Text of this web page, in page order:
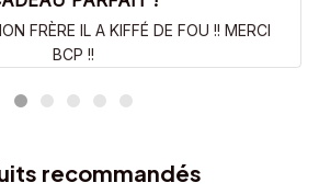
FRÈRE IL A KIFFÉ DE FOU !! MERCI
BCP !!
recommandés